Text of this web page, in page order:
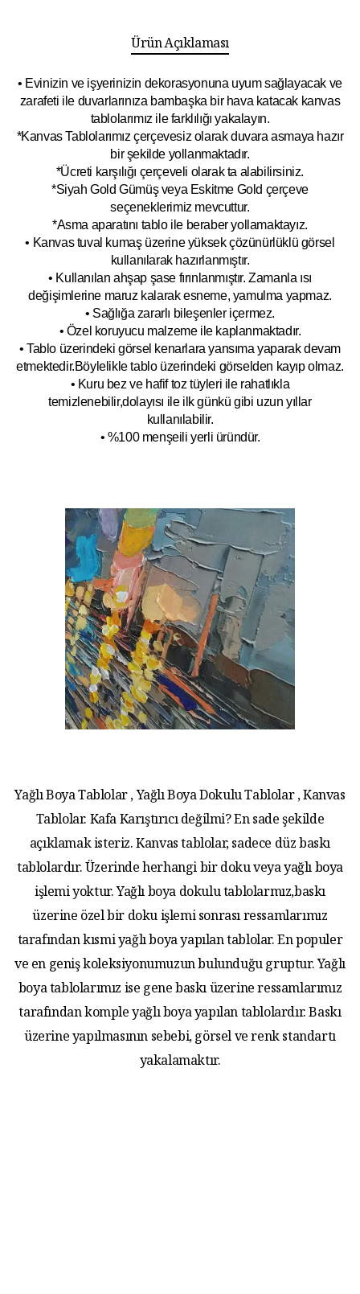
Ürün Açıklaması
• Evinizin ve işyerinizin dekorasyonuna uyum sağlayacak ve
zarafeti ile duvarlarınıza bambaşka bir hava katacak kanvas
tablolarımız ile farklılığı yakalayın.
*Kanvas Tablolarımız çerçevesiz olarak duvara asmaya hazır
bir şekilde yollanmaktadır.
*Ücreti karşılığı çerçeveli olarak ta alabilirsiniz.
*Siyah Gold Gümüş veya Eskitme Gold çerçeve
seçeneklerimiz mevcuttur.
*Asma aparatını tablo ile beraber yollamaktayız.
• Kanvas tuval kumaş üzerine yüksek çözünürlüklü görsel
kullanılarak hazırlanmıştır.
• Kullanılan ahşap şase fırınlanmıştır. Zamanla ısı
değişimlerine maruz kalarak esneme, yamulma yapmaz.
• Sağlığa zararlı bileşenler içermez.
• Özel koruyucu malzeme ile kaplanmaktadır.
• Tablo üzerindeki görsel kenarlara yansıma yaparak devam
etmektedir.Böylelikle tablo üzerindeki görselden kayıp olmaz.
• Kuru bez ve hafif toz tüyleri ile rahatlıkla
temizlenebilir,dolayısı ile ilkgünkü gibi uzun yıllar
kullanılabilir.
• %100 menşeili yerli üründür.
Yağlı Boya Tablolar , Yağlı Boya Dokulu Tablolar , Kanvas
Tablolar. Kafa Karıştırıcı değilmi? En sade şekilde
açıklamak isteriz. Kanvas tablolar, sadece düz baskı
tablolardır. Üzerinde herhangi bir doku veya yağlı boya
işlemi yoktur. Yağlı boya dokulu tablolarmız,baskı
üzerine özel bir doku işlemi sonrası ressamlarımız
tarafından kısmi yağlı boya yapılan tablolar. En populer
ve en geniş koleksiyonumuzun bulunduğu gruptur. Yağlı
boya tablolarımız ise gene baskı üzerine ressamlarımız
tarafından komple yağlı boya yapılan tablolardır. Baskı
üzerine yapılmasının sebebi, görsel ve renk standartı
yakalamaktır.